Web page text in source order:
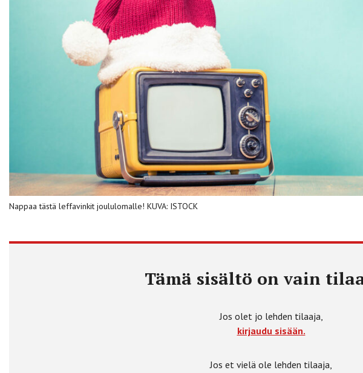
Nappaa tästä leffavinkit joululomalle! KUVA: ISTOCK
Tämä sisältö on vain
Jos olet jo lehden tilaaja,
kirjaudu sisään.
Jos et vielä ole lehden tilaaja,